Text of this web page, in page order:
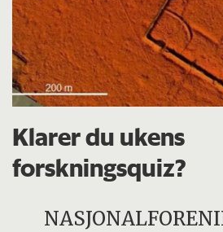
Klarer du ukens
forskningsquiz?